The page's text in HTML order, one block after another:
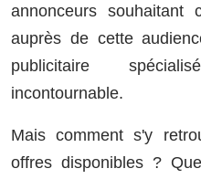
annonceurs souhaitant
auprès de cette
publicitaire
incontournable.
Mais comment s'y
offres disponibles ?